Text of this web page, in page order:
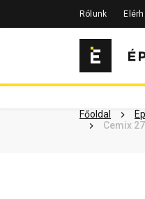
Rólunk
Főoldal
Cemix